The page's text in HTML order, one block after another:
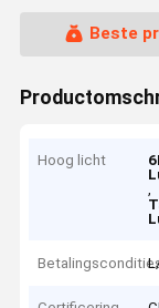
Beste
Hoog licht
,